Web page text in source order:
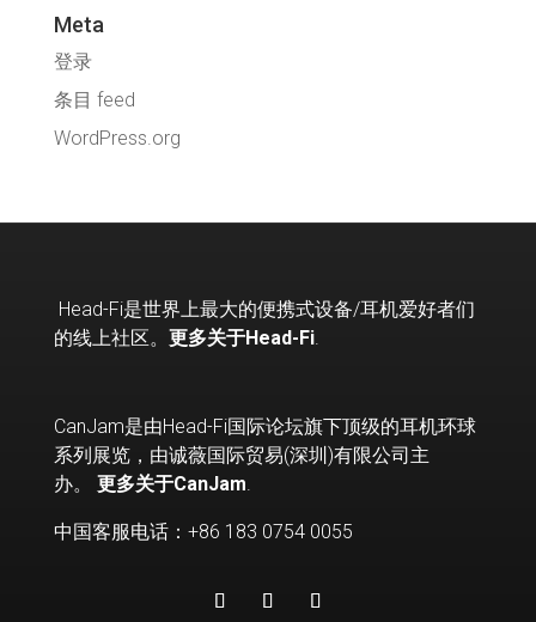
Meta
登录
条目 feed
WordPress.org
Head-Fi是世界上最大的便携式设备/耳机爱好者们
的线上社区。 更多关于Head-Fi.
CanJam是由Head-Fi国际论坛旗下顶级的耳机环球
系列展览，由诚薇国际贸易(深圳)有限公司主
办。 更多关于CanJam.
中国客服电话：+86 183 0754 0055